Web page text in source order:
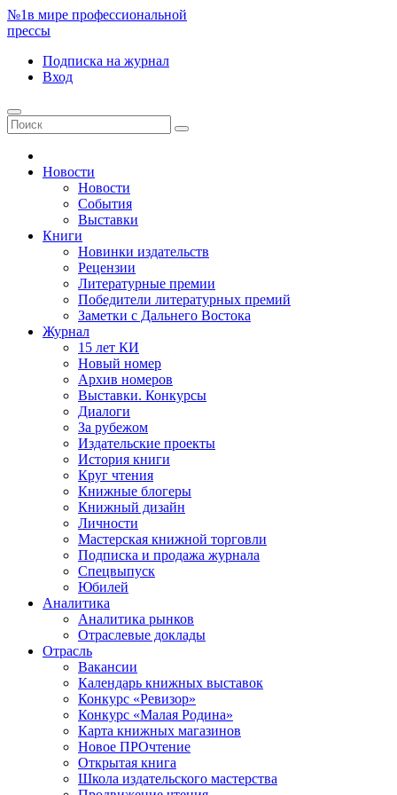
№1в мире профессиональной
прессы
Подписка на журнал
Вход
Новости
Новости
События
Выставки
Книги
Новинки издательств
Рецензии
Литературные премии
Победители литературных премий
Заметки с Дальнего Востока
Журнал
15 лет КИ
Новый номер
Архив номеров
Выставки. Конкурсы
Диалоги
За рубежом
Издательские проекты
История книги
Круг чтения
Книжные блогеры
Книжный дизайн
Личности
Мастерская книжной торговли
Подписка и продажа журнала
Спецвыпуск
Юбилей
Аналитика
Аналитика рынков
Отраслевые доклады
Отрасль
Вакансии
Календарь книжных выставок
Конкурс «Ревизор»
Конкурс «Малая Родина»
Карта книжных магазинов
Новое ПРОчтение
Открытая книга
Школа издательского мастерства